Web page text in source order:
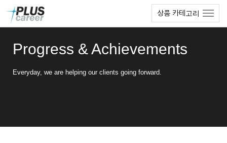
상품 카테고리
Progress & Achievements
Everyday, we are helping our clients going forward.